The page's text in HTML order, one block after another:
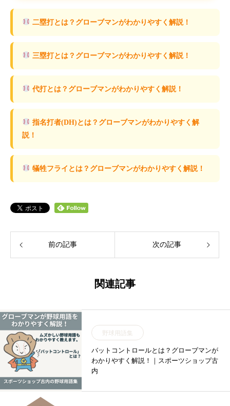
二塁打とは？グローブマンがわかりやすく解説！
三塁打とは？グローブマンがわかりやすく解説！
代打とは？グローブマンがわかりやすく解説！
指名打者(DH)とは？グローブマンがわかりやすく解
説！
犠牲フライとは？グローブマンがわかりやすく解説！
前の記事 次の記事
関連記事
野球用語集
バットコントロールとは？グローブマンが
わかりやすく解説！｜スポーツショップ古
内